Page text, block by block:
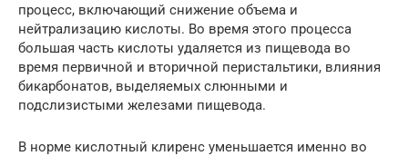
процесс, включающий снижение объема и
нейтрализацию кислоты. Во время этого процесса
большая часть кислоты удаляется из пищевода во
время первичной и вторичной перистальтики, влияния
бикарбонатов, выделяемых слюнными и
подслизистыми железами пищевода.
В норме кислотный клиренс уменьшается именно во